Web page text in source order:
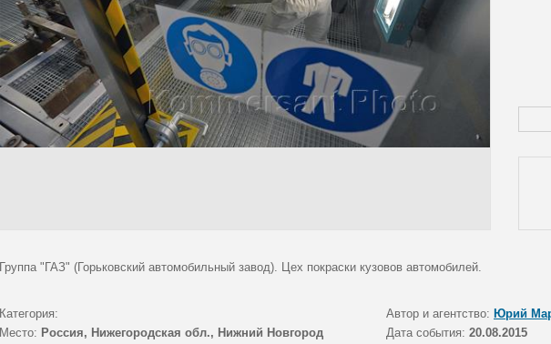
Группа "ГАЗ" (Горьковский автомобильный завод). Цех покраски кузовов автомобилей.
Категория: Автор и агентство: Юрий
Место: Россия, Нижегородская обл., Нижний Новгород Дата события: 20.08.2015